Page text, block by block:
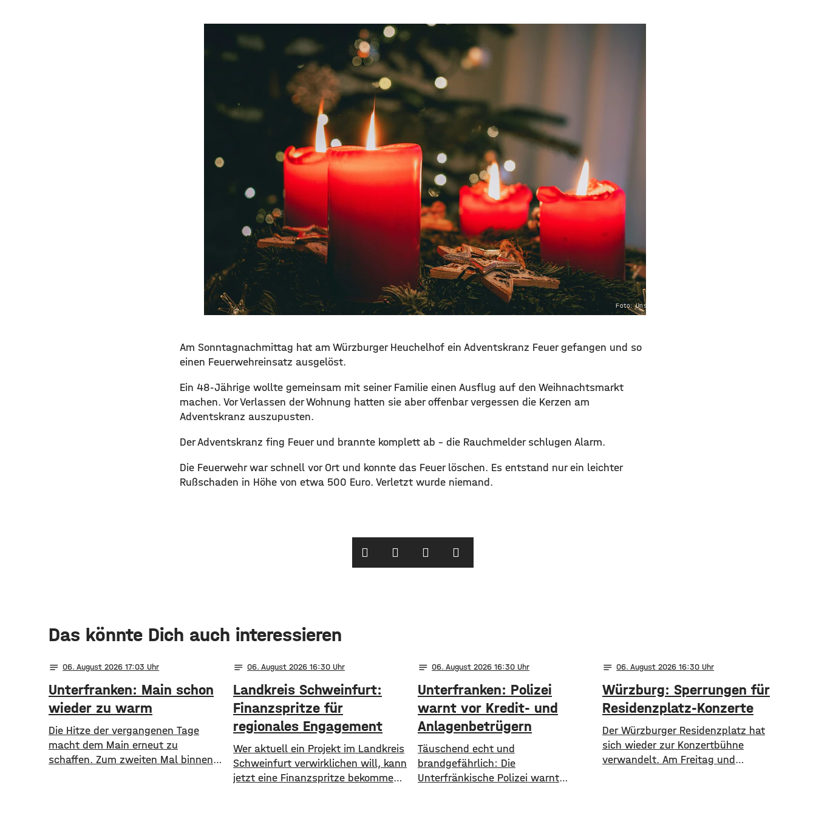
Foto: Unsplash
Am Sonntagnachmittag hat am Würzburger Heuchelhof ein Adventskranz Feuer gefangen und so
einen Feuerwehreinsatz ausgelöst.
Ein 48-Jährige wollte gemeinsam mit seiner Familie einen Ausflug auf den Weihnachtsmarkt
machen. Vor Verlassen der Wohnung hatten sie aber offenbar vergessen die Kerzen am
Adventskranz auszupusten.
Der Adventskranz fing Feuer und brannte komplett ab – die Rauchmelder schlugen Alarm.
Die Feuerwehr war schnell vor Ort und konnte das Feuer löschen. Es entstand nur ein leichter
Rußschaden in Höhe von etwa 500 Euro. Verletzt wurde niemand.
Das könnte Dich auch interessieren
notes 06. August 2026 17:03
Unterfranken: Main schon
wieder zu warm
Die Hitze der vergangenen Tage
macht dem Main erneut zu
schaffen. Zum zweiten Mal binnen
notes 06. August 2026 16:30
Landkreis Schweinfurt:
Finanzspritze für
regionales Engagement
Wer aktuell ein Projekt im Landkreis
Schweinfurt verwirklichen will, kann
jetzt eine Finanzspritze bekommen.
notes 06. August 2026 16:30
Unterfranken: Polizei
warnt vor Kredit- und
Anlagenbetrügern
​​Täuschend echt und
brandgefährlich: Die
Unterfränkische Polizei warnt
notes 06. August 2026 16:30
Würzburg: Sperrungen für
Residenzplatz-Konzerte
Der Würzburger Residenzplatz hat
sich wieder zur Konzertbühne
verwandelt. Am Freitag und